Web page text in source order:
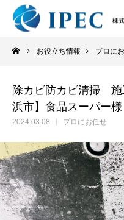
お役立ち情報 プロに
除カビ防カビ清掃
浜市】食品スーパー様
2024.03.08 プロにお任せ